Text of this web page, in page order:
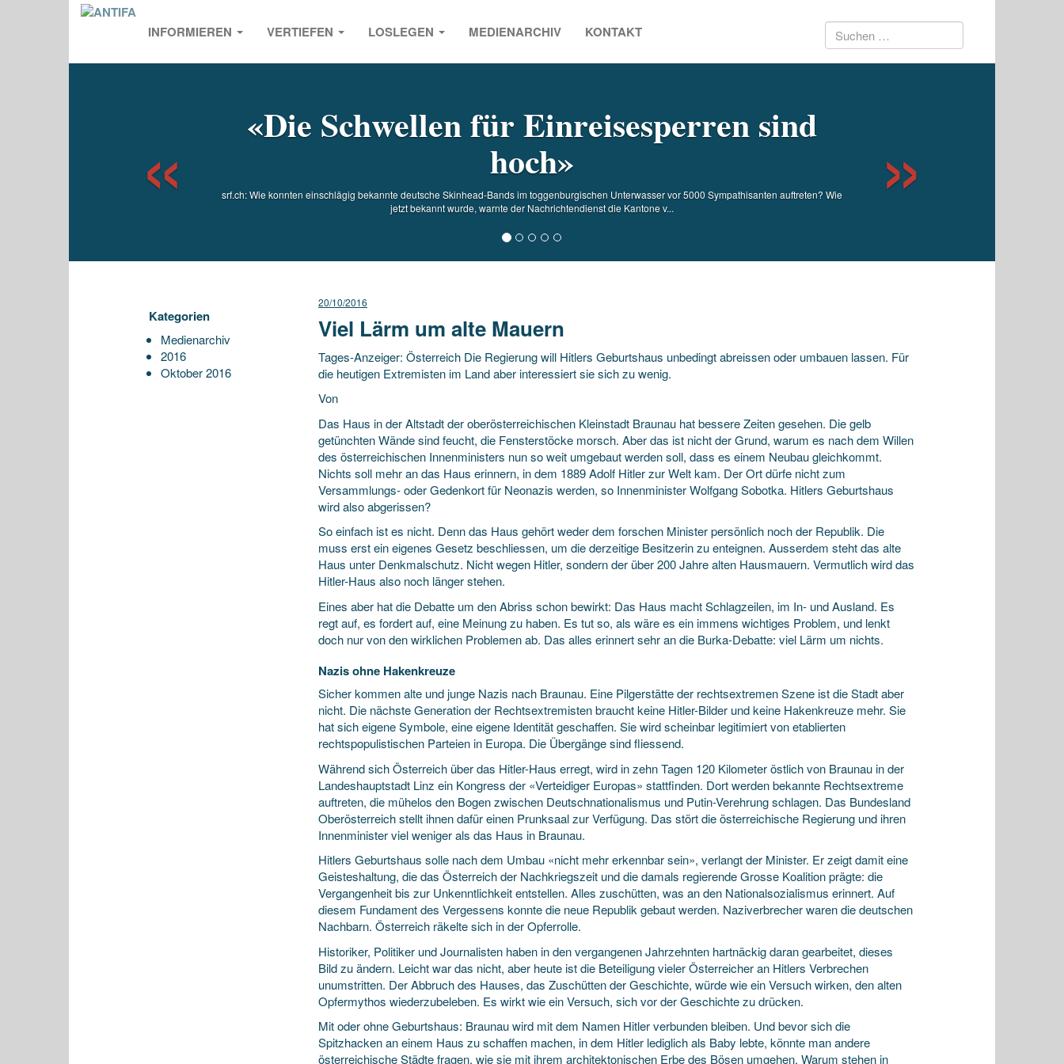
INFORMIEREN VERTIEFEN LOSLEGEN MEDIENARCHIV KONTAKT Suchen
«Die Schwellen für Einreisesperren sind
hoch»
srf.ch: Wie konnten einschlägig bekannte deutsche Skinhead-Bands im toggenburgischen Unterwasser vor 5000 Sympathisanten auftreten? Wie
jetzt bekannt wurde, warnte der Nachrichtendienst die Kantone v...
Previous
Kategorien
Medienarchiv
2016
Oktober 2016
20/10/2016
Viel Lärm um alte Mauern
Tages-Anzeiger: Österreich Die Regierung will Hitlers Geburtshaus unbedingt abreissen oder umbauen lassen. Für
die heutigen Extremisten im Land aber interessiert sie sich zu wenig.
Von
Das Haus in der Altstadt der oberösterreichischen Kleinstadt Braunau hat bessere Zeiten gesehen. Die gelb
getünchten Wände sind feucht, die Fensterstöcke morsch. Aber das ist nicht der Grund, warum es nach dem Willen
des österreichischen Innenministers nun so weit umgebaut werden soll, dass es einem Neubau gleichkommt.
Nichts soll mehr an das Haus erinnern, in dem 1889 Adolf Hitler zur Welt kam. Der Ort dürfe nicht zum
Versammlungs- oder Gedenkort für Neonazis werden, so Innenminister Wolfgang Sobotka. Hitlers Geburtshaus
wird also abgerissen?
So einfach ist es nicht. Denn das Haus gehört weder dem forschen Minister persönlich noch der Republik. Die
muss erst ein eigenes Gesetz beschliessen, um die derzeitige Besitzerin zu enteignen. Ausserdem steht das alte
Haus unter Denkmalschutz. Nicht wegen Hitler, sondern der über 200 Jahre alten Hausmauern. Vermutlich wird das
Hitler-Haus also noch länger stehen.
Eines aber hat die Debatte um den Abriss schon bewirkt: Das Haus macht Schlagzeilen, im In- und Ausland. Es
regt auf, es fordert auf, eine Meinung zu haben. Es tut so, als wäre es ein immens wichtiges Problem, und lenkt
doch nur von den wirklichen Problemen ab. Das alles erinnert sehr an die Burka-Debatte: viel Lärm um nichts.
Nazis ohne Hakenkreuze
Sicher kommen alte und junge Nazis nach Braunau. Eine Pilgerstätte der rechtsextremen Szene ist die Stadt aber
nicht. Die nächste Generation der Rechtsextremisten braucht keine Hitler-Bilder und keine Hakenkreuze mehr. Sie
hat sich eigene Symbole, eine eigene Identität geschaffen. Sie wird scheinbar legitimiert von etablierten
rechtspopulistischen Parteien in Europa. Die Übergänge sind fliessend.
Während sich Österreich über das Hitler-Haus erregt, wird in zehn Tagen 120 Kilometer östlich von Braunau in der
Landeshauptstadt Linz ein Kongress der «Verteidiger Europas» stattfinden. Dort werden bekannte Rechtsextreme
auftreten, die mühelos den Bogen zwischen Deutschnationalismus und Putin-Verehrung schlagen. Das Bundesland
Oberösterreich stellt ihnen dafür einen Prunksaal zur Verfügung. Das stört die österreichische Regierung und ihren
Innenminister viel weniger als das Haus in Braunau.
Hitlers Geburtshaus solle nach dem Umbau «nicht mehr erkennbar sein», verlangt der Minister. Er zeigt damit eine
Geisteshaltung, die das Österreich der Nachkriegszeit und die damals regierende Grosse Koalition prägte: die
Vergangenheit bis zur Unkenntlichkeit entstellen. Alles zuschütten, was an den Nationalsozialismus erinnert. Auf
diesem Fundament des Vergessens konnte die neue Republik gebaut werden. Naziverbrecher waren die deutschen
Nachbarn. Österreich räkelte sich in der Opferrolle.
Historiker, Politiker und Journalisten haben in den vergangenen Jahrzehnten hartnäckig daran gearbeitet, dieses
Bild zu ändern. Leicht war das nicht, aber heute ist die Beteiligung vieler Österreicher an Hitlers Verbrechen
unumstritten. Der Abbruch des Hauses, das Zuschütten der Geschichte, würde wie ein Versuch wirken, den alten
Opfermythos wiederzubeleben. Es wirkt wie ein Versuch, sich vor der Geschichte zu drücken.
Mit oder ohne Geburtshaus: Braunau wird mit dem Namen Hitler verbunden bleiben. Und bevor sich die
Spitzhacken an einem Haus zu schaffen machen, in dem Hitler lediglich als Baby lebte, könnte man andere
österreichische Städte fragen, wie sie mit ihrem architektonischen Erbe des Bösen umgehen. Warum stehen in